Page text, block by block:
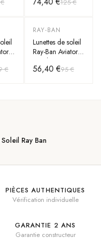
RB0316S125 €
58
€
-41%
RAY-BAN
Lunettes de soleil
Ray-Ban Aviator
Metal RB3025
001/33 dorés
56,40 €95 €
Ray Ban
PIÈCES AUTHENTIQUES
Vérification individuelle
GARANTIE 2 ANS
Garantie constructeur